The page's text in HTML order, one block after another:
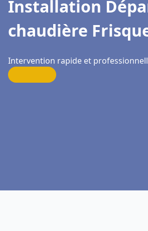
Installation
chaudière
Intervention rapide et